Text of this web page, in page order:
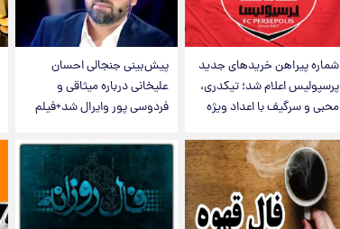
شماره پیراهن خریدهای جدید
پرسپولیس اعلام شد؛ تیکدری،
محبی و سرگیف با اعداد ویژه
پیش‌بینی جنجالی احسان
علیخانی درباره میثاقی و
فردوسی پور وایرال شد+فیلم